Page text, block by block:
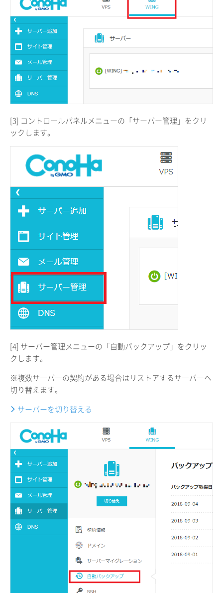
[3] コントロールパネルメニューの「サーバー管理」をクリ
ックします。
[4] サーバー管理メニューの「自動バックアップ」をクリッ
クします。
※複数サーバーの契約がある場合はリストアするサーバーへ
切り替えます。
サーバーを切り替える